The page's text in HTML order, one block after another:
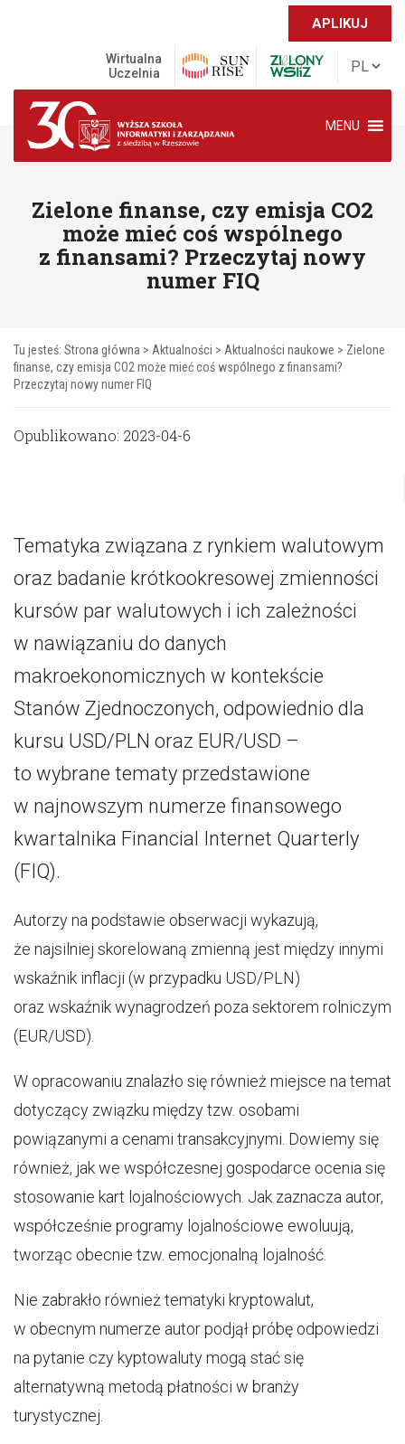
APLIKUJ
Wirtualna
Uczelnia
MENU
Zielone finanse, czy emisja CO2
może mieć coś wspólnego
z finansami? Przeczytaj nowy
numer FIQ
Tu jesteś: Strona główna > Aktualności > Aktualności naukowe > Zielone
finanse, czy emisja CO2 może mieć coś wspólnego z finansami?
Przeczytaj nowy numer FIQ
Opublikowano: 2023-04-6
Tematyka związana z rynkiem walutowym
oraz badanie krótkookresowej zmienności
kursów par walutowych i ich zależności
w nawiązaniu do danych
makroekonomicznych w kontekście
Stanów Zjednoczonych, odpowiednio dla
kursu USD/PLN oraz EUR/USD –
to wybrane tematy przedstawione
w najnowszym numerze finansowego
kwartalnika Financial Internet Quarterly
(FIQ).
Autorzy na podstawie obserwacji wykazują,
że najsilniej skorelowaną zmienną jest między innymi
wskaźnik inflacji (w przypadku USD/PLN)
oraz wskaźnik wynagrodzeń poza sektorem rolniczym
(EUR/USD).
W opracowaniu znalazło się również miejsce na temat
dotyczący związku między tzw. osobami
powiązanymi a cenami transakcyjnymi. Dowiemy się
również, jak we współczesnej gospodarce ocenia się
stosowanie kart lojalnościowych. Jak zaznacza autor,
współcześnie programy lojalnościowe ewoluują,
tworząc obecnie tzw. emocjonalną lojalność.
Nie zabrakło również tematyki kryptowalut,
w obecnym numerze autor podjął próbę odpowiedzi
na pytanie czy kyptowaluty mogą stać się
alternatywną metodą płatności w branży
turystycznej.